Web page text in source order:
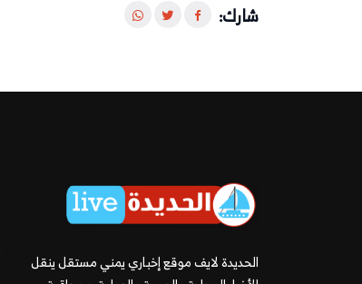
شارك:
الحديدة لايف موقع إخباري يمني مستقل ينقل